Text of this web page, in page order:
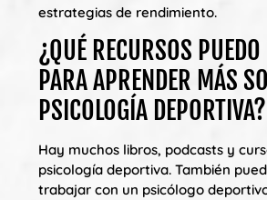
estrategias de rendimiento.
¿QUÉ RECURSOS
PARA APRENDER MÁS
PSICOLOGÍA DEPORTIVA?
Hay muchos libros, podcasts y
psicología deportiva. También
trabajar con un psicólogo